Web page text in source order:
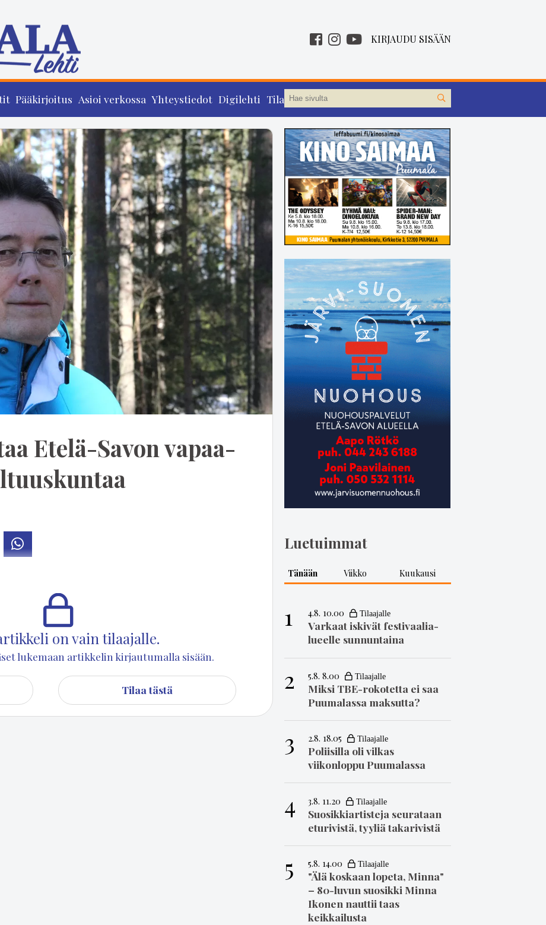
KIRJAUDU SISÄÄN
Pääkirjoitus Asioi verkossa Yhteystiedot Digilehti Tilaa
Etelä-Savon vapaa-
Whatsapp
on vain tilaajalle.
lukemaan artikkelin kirjautumalla sisään.
Tilaa tästä
Luetuimmat
Tänään Viikko Kuukausi
1 4.8. 10.00
Varkaat iskivät festivaa­li­a­
lueelle sunnuntaina
2 5.8. 8.00
Miksi TBE-rokotetta ei saa
Puumalassa maksutta?
3 2.8. 18.05
Poliisilla oli vilkas
viikonloppu Puumalassa
4 3.8. 11.20
Suosikkiartisteja seurataan
eturivistä, tyyliä takarivistä
5 5.8. 14.00
"Älä koskaan lopeta, Minna"
– 80-luvun suosikki Minna
Ikonen nauttii taas
keikkailusta